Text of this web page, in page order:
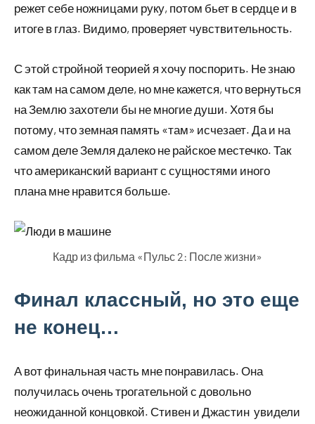
режет себе ножницами руку, потом бьет в сердце и в
итоге в глаз. Видимо, проверяет чувствительность.
С этой стройной теорией я хочу поспорить. Не знаю
как там на самом деле, но мне кажется, что вернуться
на Землю захотели бы не многие души. Хотя бы
потому, что земная память «там» исчезает. Да и на
самом деле Земля далеко не райское местечко. Так
что американский вариант с сущностями иного
плана мне нравится больше.
Кадр из фильма «Пульс 2: После жизни»
Финал классный, но это еще
не конец…
А вот финальная часть мне понравилась. Она
получилась очень трогательной с довольно
неожиданной концовкой. Стивен и Джастин увидели